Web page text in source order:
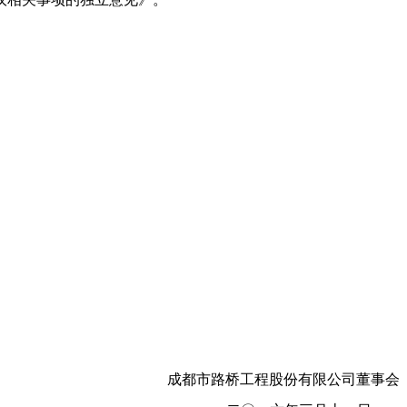
成都市路桥工程股份有限公司董事会